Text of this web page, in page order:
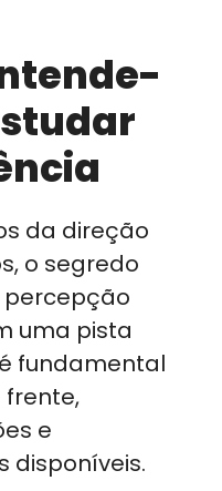
da direção
o segredo
uma pista
fundamental
frente,
e
disponíveis.